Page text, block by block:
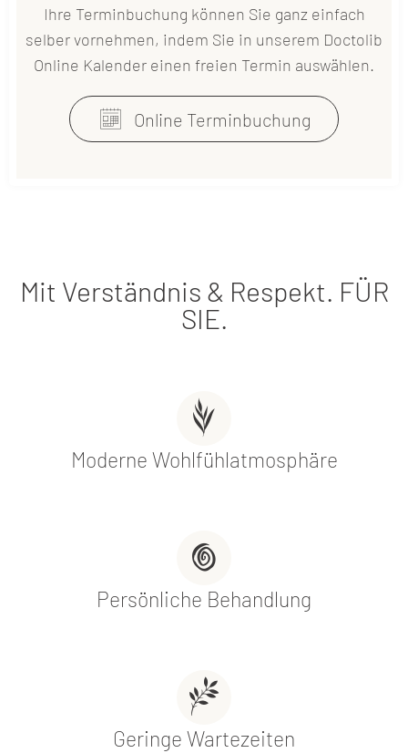
Ihre Terminbuchung können Sie ganz einfach
selber vornehmen, indem Sie in unserem Doctolib
Online Kalender einen freien Termin auswählen.
Online Terminbuchung
Mit Verständnis & Respekt. FÜR
SIE.
Moderne Wohlfühlatmosphäre
Persönliche Behandlung
Geringe Wartezeiten